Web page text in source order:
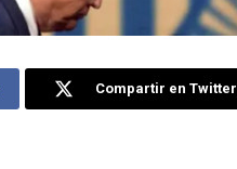
Compartir en Twitter